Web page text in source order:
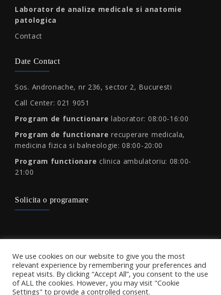
Laborator de analize medicale si anatomie
patologica
Contact
Date Contact
Sos. Andronache, nr 236, sector 2, Bucuresti
Call Center: 021 9051
Program de functionare laborator: 08:00-16:00
Program de functionare recuperare medicala,
medicina fizica si balneologie: 08:00-20:00
Program functionare clinica ambulatoriu: 08:00-
21:00
Solicita o programare
Protectia consumatorului
We use cookies on our website to give you the most
relevant experience by remembering your preferences and
repeat visits. By clicking “Accept All”, you consent to the use
of ALL the cookies. However, you may visit "Cookie
Settings" to provide a controlled consent.